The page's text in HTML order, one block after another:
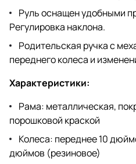
Руль оснащен удобными
Регулировка наклона.
Родительская ручка с
переднего колеса и
Характеристики:
Рама: металлическая,
порошковой краской
Колеса: переднее 10
дюймов (резиновое)